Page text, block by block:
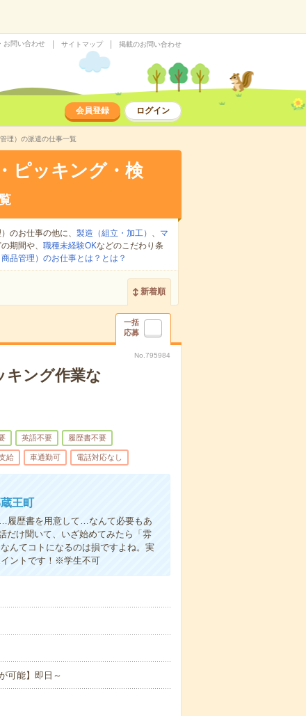
お問い合わせ サイトマップ 掲載のお問い合わせ
会員登録 ログイン
理）の派遣の仕事一覧
ピッキング・検
のお仕事の他に、 製造（組立・加工） 、
マ
期間や、 職種未経験OKなどのこだわり条
品管理）のお仕事とは？とは？
新着順
一括
応募
No.795984
キング作業な
英語不要 履歴書不要
給 車通勤可 電話対応なし
王町
履歴書を用意して…なんて必要もあ
だけ聞いて、いざ始めてみたら「雰
んてコトになるのは損ですよね。実
ントです！※学生不可
可能】即日～